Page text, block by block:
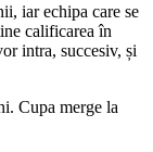
iar echipa care se
calificarea în
intra, succesiv, și
Cupa merge la